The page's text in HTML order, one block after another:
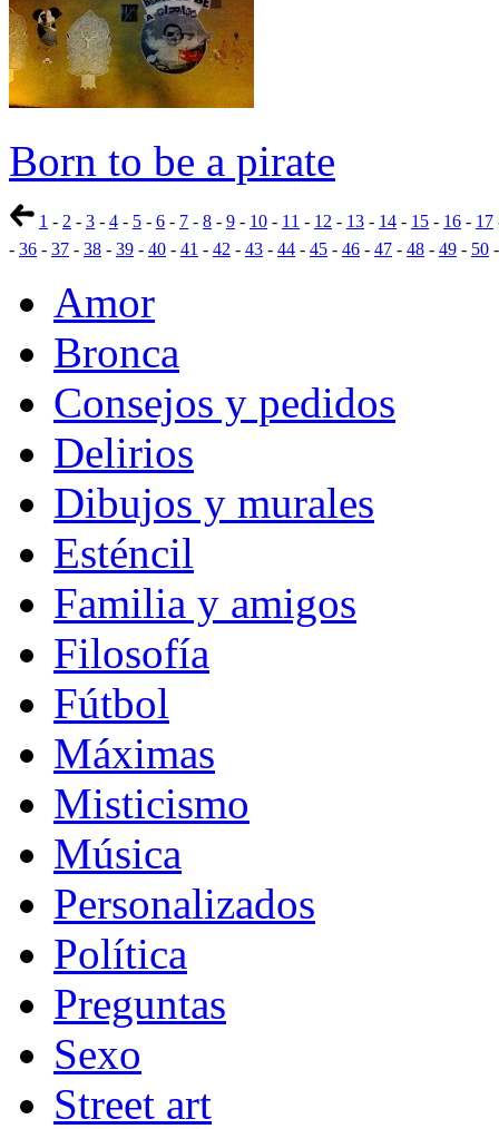
Born to be a pirate
1 - 2 - 3 - 4 - 5 - 6 - 7 - 8 - 9 - 10 - 11 - 12 - 13 - 14 - 15 - 16 - 17
- 36 - 37 - 38 - 39 - 40 - 41 - 42 - 43 - 44 - 45 - 46 - 47 - 48 - 49 - 50
Amor
Bronca
Consejos y pedidos
Delirios
Dibujos y murales
Esténcil
Familia y amigos
Filosofía
Fútbol
Máximas
Misticismo
Música
Personalizados
Política
Preguntas
Sexo
Street art